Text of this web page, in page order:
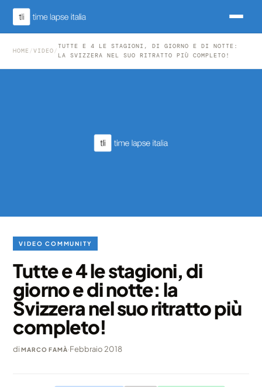
HOME /VIDEO /
TUTTE E 4 LE STAGIONI, DI GIORNO E DI NOTTE:
LA SVIZZERA NEL SUO RITRATTO PIÙ COMPLETO!
VIDEO COMMUNITY
Tutte e 4 le stagioni, di
giorno e di notte: la
Svizzera nel suo ritratto più
completo!
diMARCO FAMÀ·Febbraio 2018